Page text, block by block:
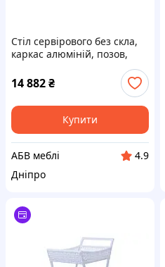
Стіл сервірового без скла,
каркас алюміній, позов,
ротанг Бежевий, 76x50x80
см (Terico ТМ)
14 882₴
Купити
АБВ меблі
4.9
Дніпро